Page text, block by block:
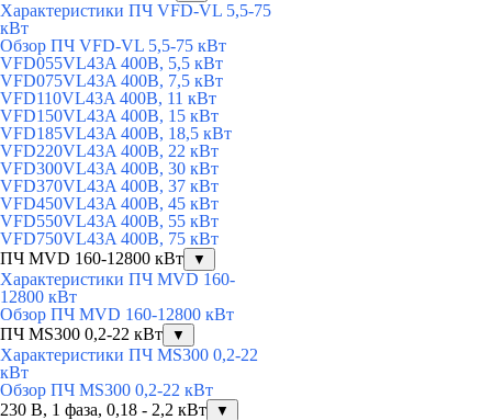
Характеристики ПЧ VFD-VL 5,5-75
кВт
Обзор ПЧ VFD-VL 5,5-75 кВт
VFD055VL43A 400В, 5,5 кВт
VFD075VL43A 400В, 7,5 кВт
VFD110VL43A 400В, 11 кВт
VFD150VL43A 400В, 15 кВт
VFD185VL43A 400В, 18,5 кВт
VFD220VL43A 400В, 22 кВт
VFD300VL43A 400В, 30 кВт
VFD370VL43A 400В, 37 кВт
VFD450VL43A 400В, 45 кВт
VFD550VL43A 400В, 55 кВт
VFD750VL43A 400В, 75 кВт
ПЧ MVD 160-12800 кВт
▼
Характеристики ПЧ MVD 160-
12800 кВт
Обзор ПЧ MVD 160-12800 кВт
ПЧ MS300 0,2-22 кВт
▼
Характеристики ПЧ MS300 0,2-22
кВт
Обзор ПЧ MS300 0,2-22 кВт
230 В, 1 фаза, 0,18 - 2,2 кВт
▼